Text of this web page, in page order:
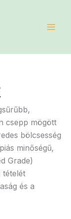
csepp mögött
bölcsesség
minőségű,
Grade)
tételét
és a